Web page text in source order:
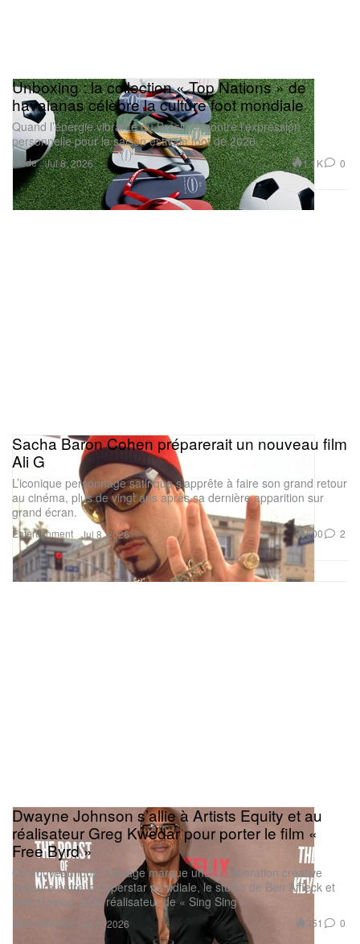
Mode
Unboxing : la collection « Top Nations » de
havaianas célèbre la culture foot mondiale
Quand l’énergie vibrante du Brésil rencontre l’expression
personnelle pour la saison estivale foot de 2026.
Jul 8, 2026 1.1K 0
Entertainment
Sacha Baron Cohen préparerait un nouveau film
Ali G
L’iconique personnage satirique s’apprête à faire son grand retour
au cinéma, plus de vingt ans après sa dernière apparition sur
grand écran.
Jul 8, 2026 500 2
Entertainment
Dwayne Johnson s’allie à Artists Equity et au
réalisateur Greg Kwedar pour porter le film «
Free Byrd »
Ce nouveau long-métrage marque une collaboration créative
majeure entre la superstar mondiale, le studio de Ben Affleck et
Matt Damon, et le réalisateur de « Sing Sing ».
Jul 8, 2026 351 0